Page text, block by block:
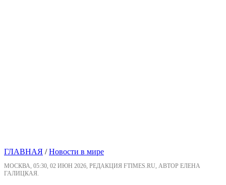
ГЛАВНАЯ /Новости в мире
МОСКВА, 05:30, 02 ИЮН 2026, РЕДАКЦИЯ FTIMES.RU, АВТОР ЕЛЕНА
ГАЛИЦКАЯ.